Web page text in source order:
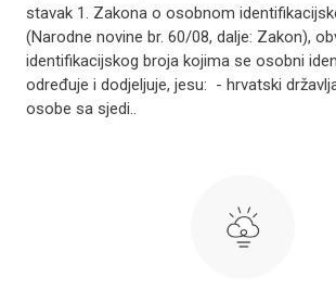
stavak 1. Zakona o osobnom
(Narodne novine br. 60/08, dalje: Zakon),
identifikacijskog broja kojima se osobni
određuje i dodjeljuje, jesu: - hrvatski
osobe sa sjedi..